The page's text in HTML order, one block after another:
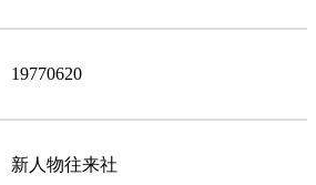
19770620
新人物往来社